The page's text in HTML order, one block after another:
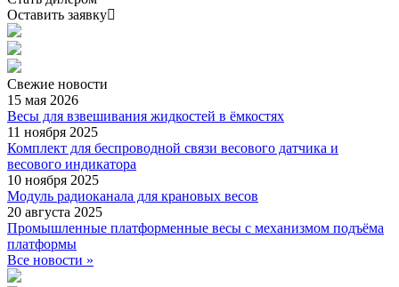
Оставить заявку
Свежие новости
15 мая 2026
Весы для взвешивания жидкостей в ёмкостях
11 ноября 2025
Комплект для беспроводной связи весового датчика и
весового индикатора
10 ноября 2025
Модуль радиоканала для крановых весов
20 августа 2025
Промышленные платформенные весы с механизмом подъёма
платформы
Все новости »